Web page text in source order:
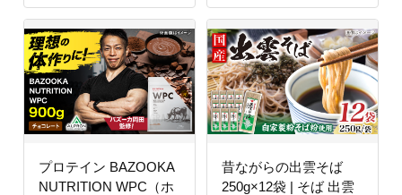
プロテイン BAZOOKA
NUTRITION WPC（ホ
昔ながらの出雲そば
250g×12袋 | そば 出雲